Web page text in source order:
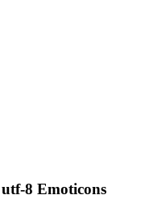
8 Emoticons